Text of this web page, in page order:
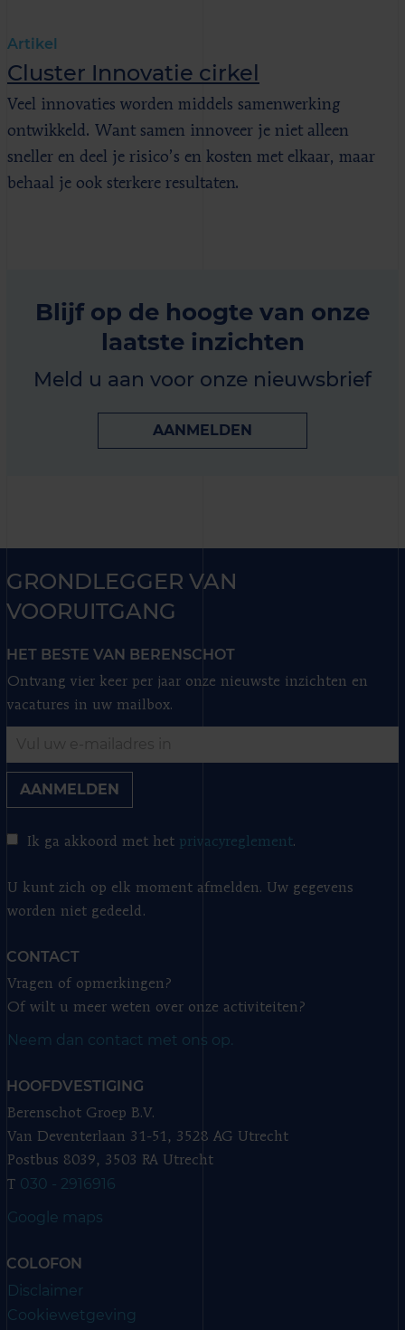
Artikel
Cluster Innovatie cirkel
Veel innovaties worden middels samenwerking
ontwikkeld. Want samen innoveer je niet alleen
sneller en deel je risico’s en kosten met elkaar, maar
behaal je ook sterkere resultaten.
Blijf op de hoogte van onze
laatste inzichten
Meld u aan voor onze nieuwsbrief
AANMELDEN
GRONDLEGGER VAN
VOORUITGANG
HET BESTE VAN BERENSCHOT
Ontvang vier keer per jaar onze nieuwste inzichten en
vacatures in uw mailbox.
AANMELDEN
Ik ga akkoord met het privacyreglement.
U kunt zich op elk moment afmelden. Uw gegevens
worden niet gedeeld.
CONTACT
Vragen of opmerkingen?
Of wilt u meer weten over onze activiteiten?
Neem dan contact met ons op.
HOOFDVESTIGING
Berenschot Groep B.V.
Van Deventerlaan 31-51, 3528 AG Utrecht
Postbus 8039, 3503 RA Utrecht
T 030 - 2916916
Google maps
COLOFON
Disclaimer
Cookiewetgeving